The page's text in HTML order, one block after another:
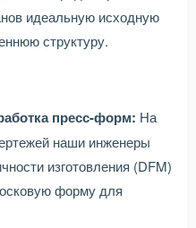
идеальную исходную
структуру.
пресс-форм: На
наши инженеры
изготовления (DFM)
форму для